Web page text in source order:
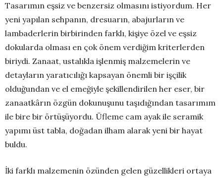
Tasarımın eşsiz ve benzersiz olmasını istiyordum. Her
yeni yapılan sehpanın, dresuarın, abajurların ve
lambaderlerin birbirinden farklı, kişiye özel ve eşsiz
dokularda olması en çok önem verdiğim kriterlerden
biriydi. Zanaat, ustalıkla işlenmiş malzemelerin ve
detayların yaratıcılığı kapsayan önemli bir işçilik
olduğundan ve el emeğiyle şekillendirilen her eser, bir
zanaatkârın özgün dokunuşunu taşıdığından tasarımım
ile bire bir örtüşüyordu. Üfleme cam ayak ile seramik
yapımı üst tabla, doğadan ilham alarak yeni bir hayat
buldu.
İki farklı malzemenin özünden gelen güzellikleri ortaya